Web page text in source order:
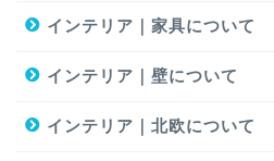
インテリア｜家具について
インテリア｜壁について
インテリア｜北欧について